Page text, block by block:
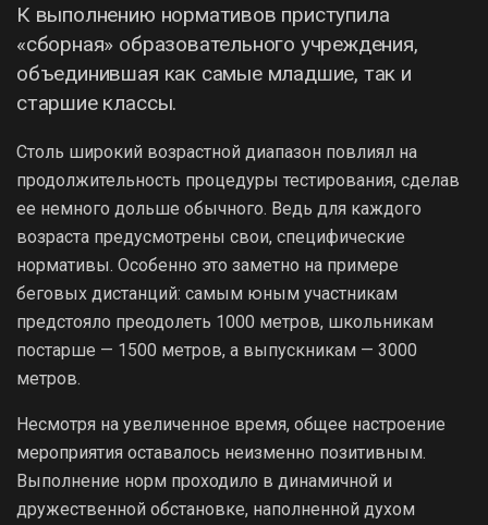
К выполнению нормативов приступила
«сборная» образовательного учреждения,
объединившая как самые младшие, так и
старшие классы.
Столь широкий возрастной диапазон повлиял на
продолжительность процедуры тестирования, сделав
ее немного дольше обычного. Ведь для каждого
возраста предусмотрены свои, специфические
нормативы. Особенно это заметно на примере
беговых дистанций: самым юным участникам
предстояло преодолеть 1000 метров, школьникам
постарше — 1500 метров, а выпускникам — 3000
метров.
Несмотря на увеличенное время, общее настроение
мероприятия оставалось неизменно позитивным.
Выполнение норм проходило в динамичной и
дружественной обстановке, наполненной духом